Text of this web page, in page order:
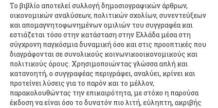
Το βιβλίο αποτελεί συλλογή δημοσιογραφικών άρθρων,
οικονομικών αναλύσεων, πολιτικών σχολίων, συνεντεύξεων
και απομαγνητοφωνημένων ομιλιών του συγγραφέα και
εστιάζεται τόσο στην κατάσταση στην Ελλάδα μέσα στη
σύγχρονη παγκόσμια δυναμική όσο και στις προοπτικές που
διαγράφονται σε συνολικούς κοινωνικοοικονομικούς και
πολιτικούς όρους. Χρησιμοποιώντας γλώσσα απλή και
κατανοητή, ο συγγραφέας περιγράφει, αναλύει, κρίνει και
προτείνει λύσεις για το παρόν και το μέλλον,
παρακολουθώντας την επικαιρότητα, με στόχο η παρούσα
έκδοση να είναι όσο το δυνατόν πιο λιτή, εύληπτη, ακριβής